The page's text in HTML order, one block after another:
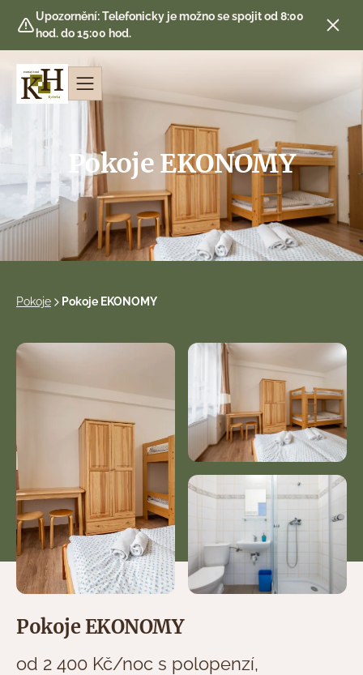
Upozornění: Telefonicky je možno se spojit od 8:00
hod. do 15:00 hod.
Pokoje EKONOMY
Pokoje Pokoje EKONOMY
Pokoje EKONOMY
od 2 400 Kč/noc s polopenzí,